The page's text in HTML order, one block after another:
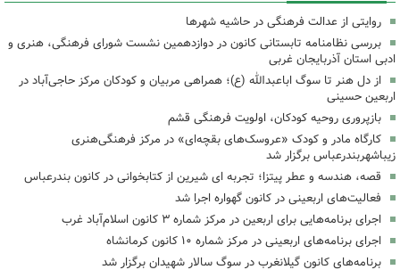
روایتی از عدالت فرهنگی در حاشیه شهرها
بررسی نظامنامه تابستانی کانون در دوازدهمین نشست شورای فرهنگی، هنری و
ادبی استان آذربایجان غربی
از دل هنر تا سوگ اباعبدالله (ع)؛ همراهی مربیان و کودکان مرکز حاجی‌آباد در
اربعین حسینی
بازپروری روحیه کودکان، اولویت فرهنگی قشم
کارگاه مادر و کودک «عروسک‌های بقچه‌ای» در مرکز فرهنگی‌هنری
زیباشهربندرعباس برگزار شد
قصه، هندسه و عطر پیتزا؛ تجربه ای شیرین از کتابخوانی در کانون بندرعباس
فعالیت‌های اربعینی در کانون گهواره اجرا شد
اجرای برنامه‌هایی برای اربعین در مرکز شماره ۳ کانون اسلام‌آباد غرب
اجرای برنامه‌های اربعینی در مرکز شماره ۱۰ کانون کرمانشاه
برنامه‌های کانون گیلانغرب در سوگ سالار شهیدان برگزار شد